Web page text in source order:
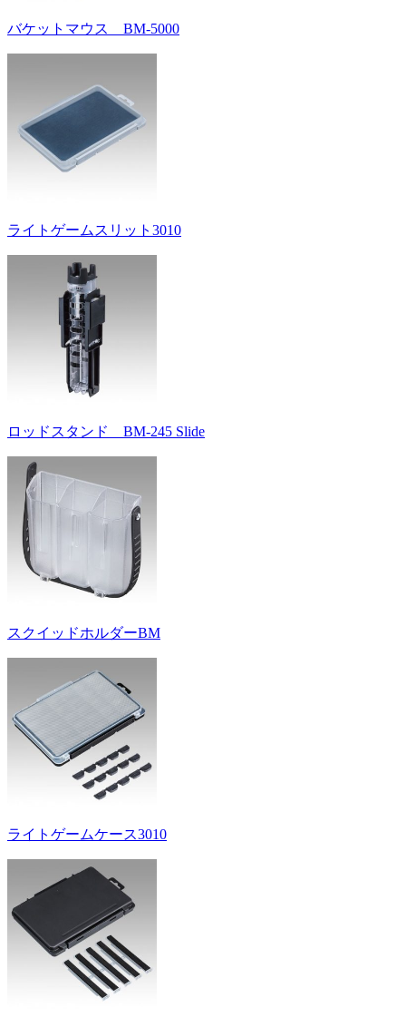
バケットマウス BM-5000
ライトゲームスリット3010
ロッドスタンド BM-245 Slide
スクイッドホルダーBM
ライトゲームケース3010